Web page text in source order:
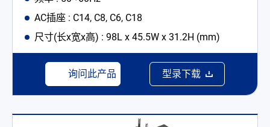
AC插座 : C14, C8, C6, C18
尺寸(长x宽x高) : 98L x 45.5W x 31.2H (mm)
询问此产品 型录下载